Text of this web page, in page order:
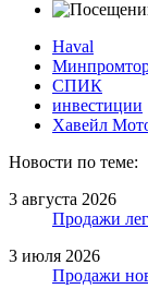
Haval
СПИК
инвестиции
Хавейл
Новости по теме:
3 августа 2026
Продажи
3 июля 2026
Продажи